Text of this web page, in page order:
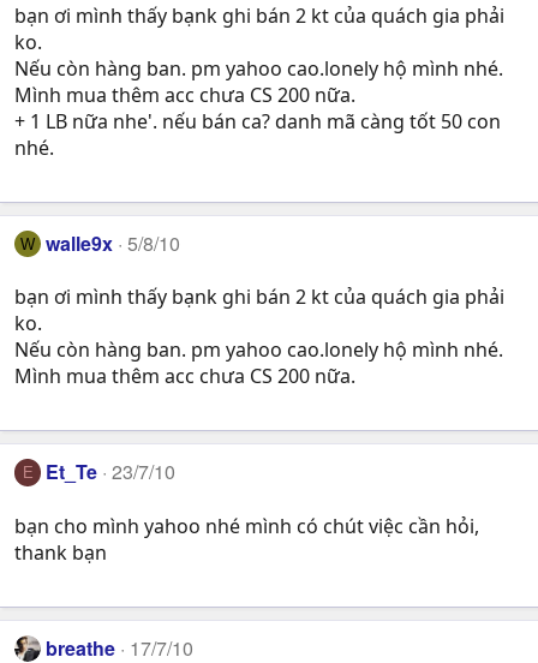
bạn ơi mình thấy bạnk ghi bán 2 kt của quách gia phải
ko.
Nếu còn hàng ban. pm yahoo cao.lonely hộ mình nhé.
Mình mua thêm acc chưa CS 200 nữa.
+ 1 LB nữa nhe'. nếu bán ca? danh mã càng tốt 50 con
nhé.
W walle9x 5/8/10
bạn ơi mình thấy bạnk ghi bán 2 kt của quách gia phải
ko.
Nếu còn hàng ban. pm yahoo cao.lonely hộ mình nhé.
Mình mua thêm acc chưa CS 200 nữa.
E Et_Te 23/7/10
bạn cho mình yahoo nhé mình có chút việc cần hỏi,
thank bạn
breathe 17/7/10